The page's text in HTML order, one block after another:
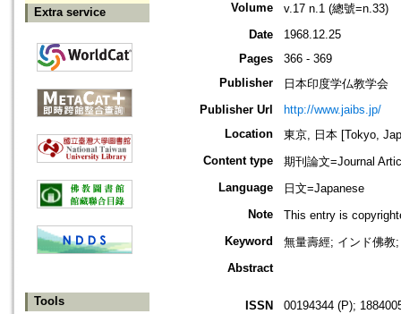
Extra service
Tools
Volume
v.17 n.1 (總號=n.33)
Date
1968.12.25
Pages
366 - 369
Publisher
日本印度学仏教学会
Publisher Url
http://www.jaibs.jp/
Location
東京, 日本 [Tokyo,
Content type
期刊論文=Journal
Language
日文=Japanese
Note
This entry is
Keyword
無量壽經; インド佛教
Abstract
ISSN
00194344 (P);